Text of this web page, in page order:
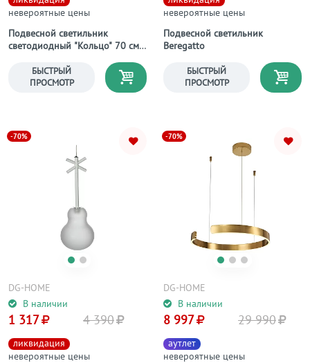
Подвесной светильник
светодиодный "Кольцо" 70 см
невероятные цены
БЫСТРЫЙ
ПРОСМОТР
Подвесной светильник
Beregatto
невероятные цены
БЫСТРЫЙ
ПРОСМОТР
-70%
В наличии
DG-HOME
ликвидация
невероятные цены
1 317 4 390
-70%
В наличии
DG-HOME
аутлет
невероятные цены
8 997 29 990